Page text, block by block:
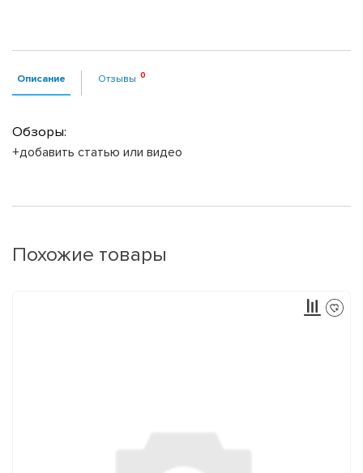
Описание Отзывы
Обзоры:
+добавить статью или видео
Похожие товары